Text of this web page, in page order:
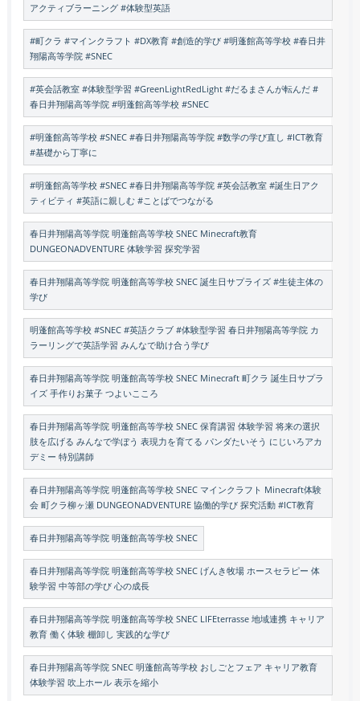
アクティブラーニング #体験型英語
#町クラ #マインクラフト #DX教育 #創造的学び #明蓬館高等学校 #春日井
翔陽高等学院 #SNEC
#英会話教室 #体験型学習 #GreenLightRedLight #だるまさんが転んだ #
春日井翔陽高等学院 #明蓬館高等学校 #SNEC
#明蓬館高等学校 #SNEC #春日井翔陽高等学院 #数学の学び直し #ICT教育
#基礎から丁寧に
#明蓬館高等学校 #SNEC #春日井翔陽高等学院 #英会話教室 #誕生日アク
ティビティ #英語に親しむ #ことばでつながる
春日井翔陽高等学院 明蓬館高等学校 SNEC Minecraft教育
DUNGEONADVENTURE 体験学習 探究学習
春日井翔陽高等学院 明蓬館高等学校 SNEC 誕生日サプライズ #生徒主体の
学び
明蓬館高等学校 #SNEC #英語クラブ #体験型学習 春日井翔陽高等学院 カ
ラーリングで英語学習 みんなで助け合う学び
春日井翔陽高等学院 明蓬館高等学校 SNEC Minecraft 町クラ 誕生日サプラ
イズ 手作りお菓子 つよいこころ
春日井翔陽高等学院 明蓬館高等学校 SNEC 保育講習 体験学習 将来の選択
肢を広げる みんなで学ぼう 表現力を育てる パンダたいそう にじいろアカ
デミー 特別講師
春日井翔陽高等学院 明蓬館高等学校 SNEC マインクラフト Minecraft体験
会 町クラ柳ヶ瀬 DUNGEONADVENTURE 協働的学び 探究活動 #ICT教育
春日井翔陽高等学院 明蓬館高等学校 SNEC
春日井翔陽高等学院 明蓬館高等学校 SNEC げんき牧場 ホースセラピー 体
験学習 中等部の学び 心の成長
春日井翔陽高等学院 明蓬館高等学校 SNEC LIFEterrasse 地域連携 キャリア
教育 働く体験 棚卸し 実践的な学び
春日井翔陽高等学院 SNEC 明蓬館高等学校 おしごとフェア キャリア教育
体験学習 吹上ホール 表示を縮小